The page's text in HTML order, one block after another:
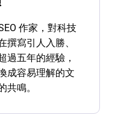
作家，對科技
撰寫引人入勝、
過五年的經驗，
成容易理解的文
共鳴。